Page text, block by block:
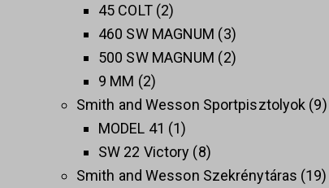
45 COLT 2
460 SW MAGNUM
3
500 SW MAGNUM
2
9 MM 2
Smith and Wesson Sportpisztolyok 9
MODEL 41
1
SW 22 Victory 8
Smith and Wesson Szekrénytáras 19